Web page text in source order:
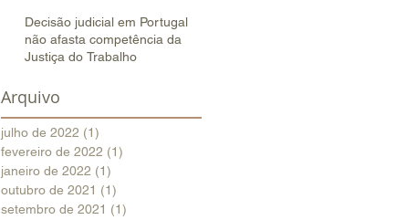
Decisão judicial em Portugal
não afasta competência da
Justiça do Trabalho
Arquivo
julho de 2022 (1)
fevereiro de 2022 (1)
janeiro de 2022 (1)
outubro de 2021 (1)
setembro de 2021 (1)